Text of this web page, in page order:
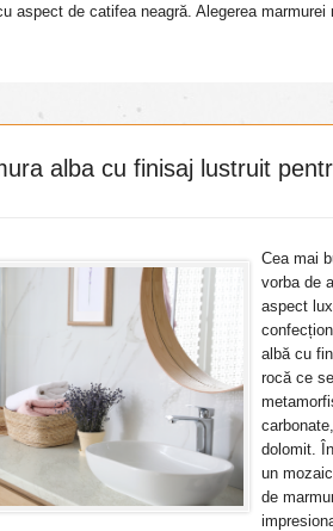
aspect de catifea neagră. Alegerea marmurei
alba cu finisaj lustruit
Cea mai
vorba de
aspect
albă cu
rocă ce
dolomit.
un
de